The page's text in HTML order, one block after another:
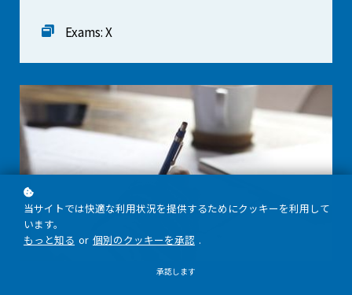
Exams: X
当サイトでは快適な利用状況を提供するためにクッキーを利用して
います。
もっと知る or 個別のクッキーを承認 .
承認します